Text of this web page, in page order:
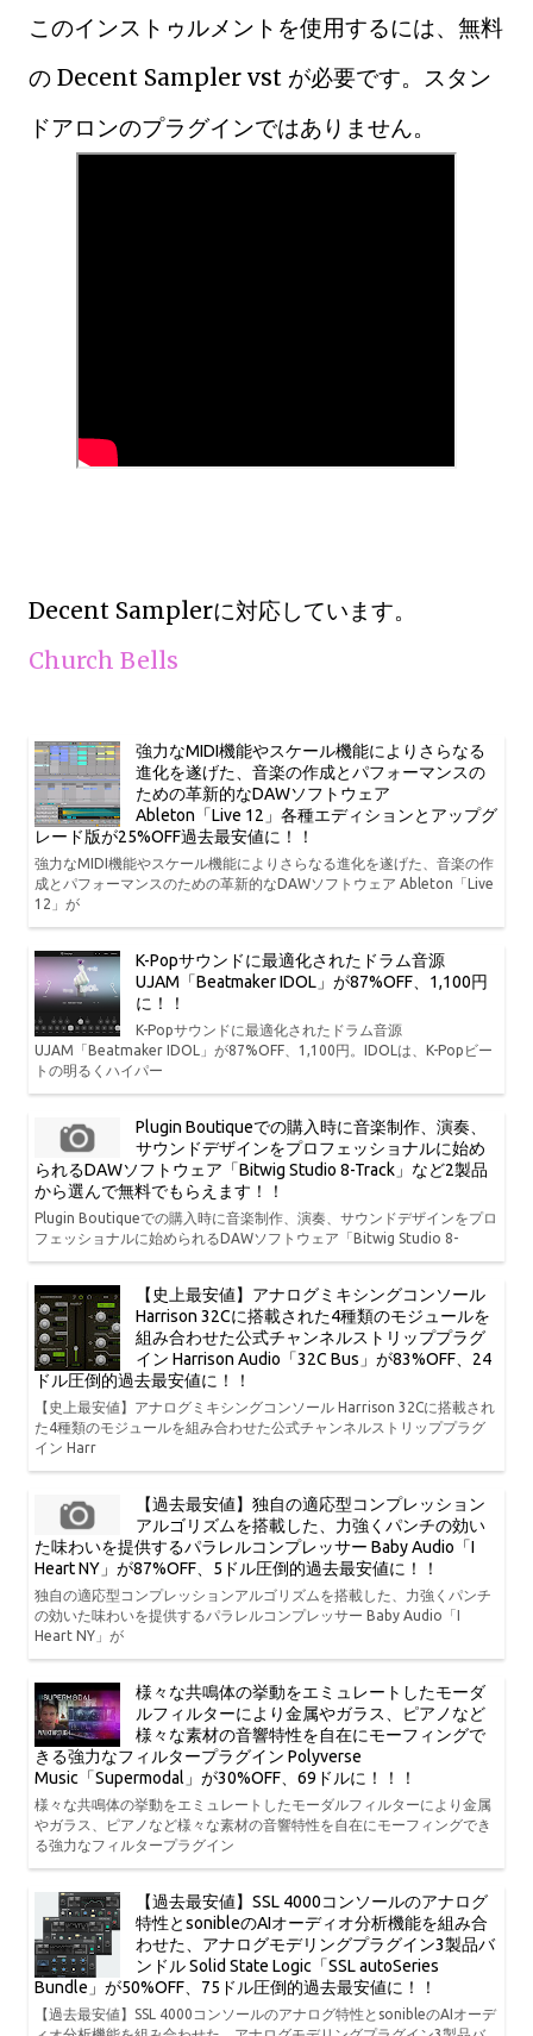
このインストゥルメントを使用するには、無料
の Decent Sampler vst が必要です。スタン
ドアロンのプラグインではありません。
Decent Samplerに対応しています。
Church Bells
強力なMIDI機能やスケール機能によりさらなる
進化を遂げた、音楽の作成とパフォーマンスの
ための革新的なDAWソフトウェア
Ableton「Live 12」各種エディションとアップグ
レード版が25%OFF過去最安値に！！
強力なMIDI機能やスケール機能によりさらなる進化を遂げた、音楽の作
成とパフォーマンスのための革新的なDAWソフトウェア Ableton「Live
12」が
K-Popサウンドに最適化されたドラム音源
UJAM「Beatmaker IDOL」が87%OFF、1,100円
に！！
K-Popサウンドに最適化されたドラム音源
UJAM「Beatmaker IDOL」が87%OFF、1,100円。IDOLは、K-Popビー
トの明るくハイパー
Plugin Boutiqueでの購入時に音楽制作、演奏、
サウンドデザインをプロフェッショナルに始め
られるDAWソフトウェア「Bitwig Studio 8-Track」など2製品
から選んで無料でもらえます！！
Plugin Boutiqueでの購入時に音楽制作、演奏、サウンドデザインをプロ
フェッショナルに始められるDAWソフトウェア「Bitwig Studio 8-
【史上最安値】アナログミキシングコンソール
Harrison 32Cに搭載された4種類のモジュールを
組み合わせた公式チャンネルストリッププラグ
イン Harrison Audio「32C Bus」が83%OFF、24
ドル圧倒的過去最安値に！！
【史上最安値】アナログミキシングコンソール Harrison 32Cに搭載され
た4種類のモジュールを組み合わせた公式チャンネルストリッププラグ
イン Harr
【過去最安値】独自の適応型コンプレッション
アルゴリズムを搭載した、力強くパンチの効い
た味わいを提供するパラレルコンプレッサー Baby Audio「I
Heart NY」が87%OFF、5ドル圧倒的過去最安値に！！
独自の適応型コンプレッションアルゴリズムを搭載した、力強くパンチ
の効いた味わいを提供するパラレルコンプレッサー Baby Audio「I
Heart NY」が
様々な共鳴体の挙動をエミュレートしたモーダ
ルフィルターにより金属やガラス、ピアノなど
様々な素材の音響特性を自在にモーフィングで
きる強力なフィルタープラグイン Polyverse
Music「Supermodal」が30%OFF、69ドルに！！！
様々な共鳴体の挙動をエミュレートしたモーダルフィルターにより金属
やガラス、ピアノなど様々な素材の音響特性を自在にモーフィングでき
る強力なフィルタープラグイン
【過去最安値】SSL 4000コンソールのアナログ
特性とsonibleのAIオーディオ分析機能を組み合
わせた、アナログモデリングプラグイン3製品バ
ンドル Solid State Logic「SSL autoSeries
Bundle」が50%OFF、75ドル圧倒的過去最安値に！！
【過去最安値】SSL 4000コンソールのアナログ特性とsonibleのAIオーデ